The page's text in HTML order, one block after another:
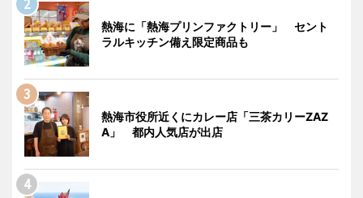
熱海に「熱海プリンファクトリー」 セント
ラルキッチン備え限定商品も
熱海市役所近くにカレー店「三茶カリーZAZ
A」 都内人気店が出店